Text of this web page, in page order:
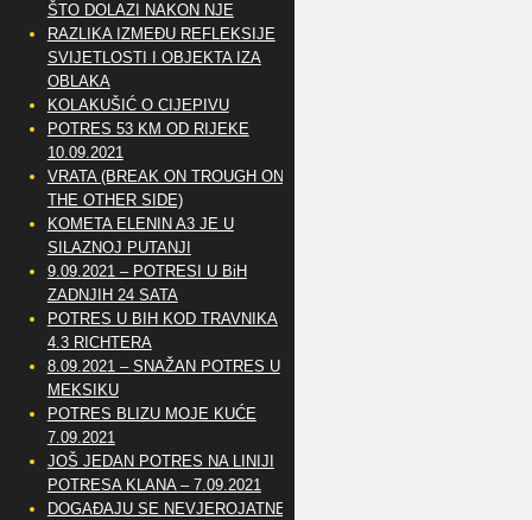
ŠTO DOLAZI NAKON NJE
RAZLIKA IZMEĐU REFLEKSIJE
SVIJETLOSTI I OBJEKTA IZA
OBLAKA
KOLAKUŠIĆ O CIJEPIVU
POTRES 53 KM OD RIJEKE
10.09.2021
VRATA (BREAK ON TROUGH ON
THE OTHER SIDE)
KOMETA ELENIN A3 JE U
SILAZNOJ PUTANJI
9.09.2021 – POTRESI U BiH
ZADNJIH 24 SATA
POTRES U BIH KOD TRAVNIKA
4.3 RICHTERA
8.09.2021 – SNAŽAN POTRES U
MEKSIKU
POTRES BLIZU MOJE KUĆE
7.09.2021
JOŠ JEDAN POTRES NA LINIJI
POTRESA KLANA – 7.09.2021
DOGAĐAJU SE NEVJEROJATNE